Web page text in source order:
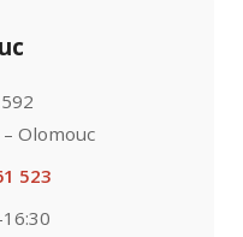
Olomouc
523